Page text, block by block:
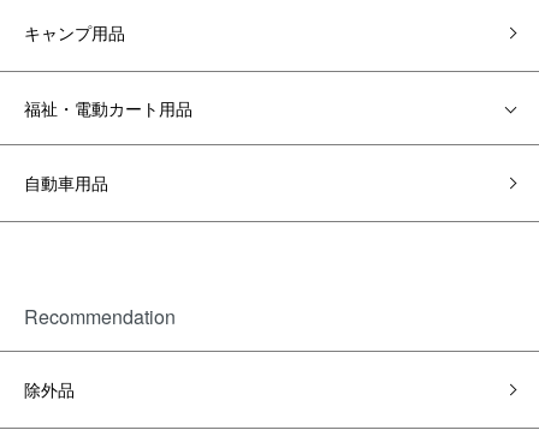
キャンプ用品
福祉・電動カート用品
自動車用品
Recommendation
除外品